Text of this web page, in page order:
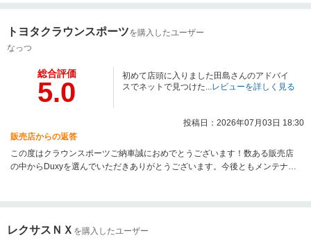
トヨタクラウンスポーツを購入したユーザー
なっつ
総合評価
5.0
初めて店頭に入りました田島さんのアドバイ
スでネットで見つけた...レビューを詳しく見る
投稿日：2026年07月03日 18:30
販売店からの返答
この度はクラウンスポーツご納車誠におめでとうございます！数ある販売店
の中からDuxyを選んでいただきありがとうございます。今後ともメンテナン
レクサスＮＸ を購入したユーザー